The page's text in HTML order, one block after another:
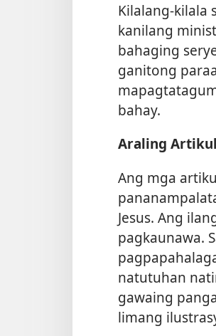
Kilalang-kilala
kanilang
bahaging
ganitong
bahay.
Araling
Ang mga
Jesus. Ang
pagkaunawa.
natutuhan
gawaing
limang